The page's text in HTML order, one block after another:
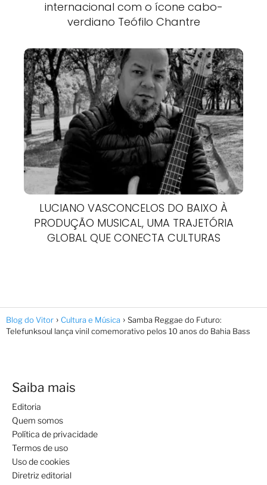
internacional com o ícone cabo-
verdiano Teófilo Chantre
LUCIANO VASCONCELOS DO BAIXO À
PRODUÇÃO MUSICAL, UMA TRAJETÓRIA
GLOBAL QUE CONECTA CULTURAS
Blog do Vitor Cultura e Música
Samba Reggae do Futuro:
Telefunksoul lança vinil comemorativo pelos 10 anos do Bahia Bass
Saiba mais
Editoria
Quem somos
Política de privacidade
Termos de uso
Uso de cookies
Diretriz editorial